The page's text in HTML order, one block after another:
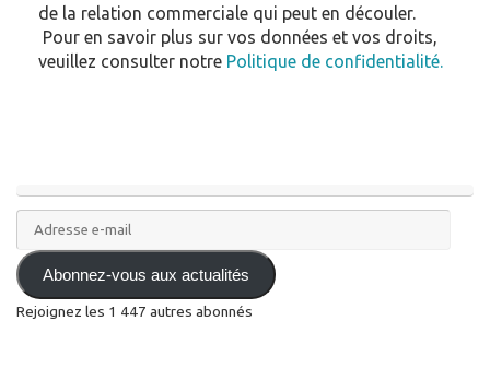
de la relation commerciale qui peut en découler.
Pour en savoir plus sur vos données et vos droits,
veuillez consulter notre Politique de confidentialité.
Adresse
e-
mail Abonnez-vous aux actualités
Rejoignez les 1 447 autres abonnés